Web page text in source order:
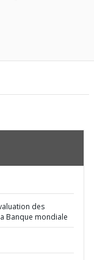
des
Banque mondiale